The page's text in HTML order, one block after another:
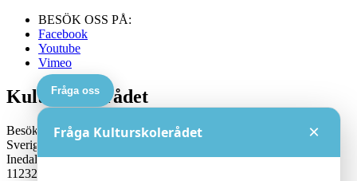
BESÖK OSS PÅ:
Facebook
Youtube
Vimeo
Kulturskolerådet
Besöksadress:
Sveriges Kulturskoleråd
Inedalsgatan 15
11232 Stockholm
Fråga oss
Fråga Kulturskolerådet ×